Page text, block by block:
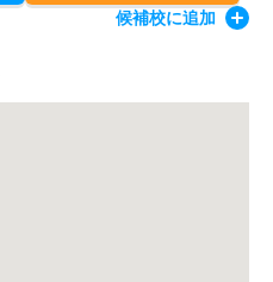
候補校に追加